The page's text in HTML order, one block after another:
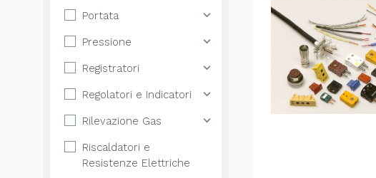
Portata
Pressione
Registratori
Regolatori e Indicatori
Rilevazione Gas
Riscaldatori e
Resistenze Elettriche